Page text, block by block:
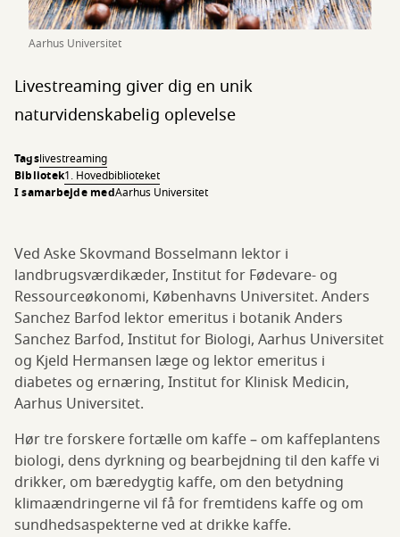
Aarhus Universitet
Livestreaming giver dig en unik
naturvidenskabelig oplevelse
Tagslivestreaming
Bibliotek1. Hovedbiblioteket
I samarbejde medAarhus Universitet
Ved Aske Skovmand Bosselmann lektor i
landbrugsværdikæder, Institut for Fødevare- og
Ressourceøkonomi, Københavns Universitet. Anders
Sanchez Barfod lektor emeritus i botanik Anders
Sanchez Barfod, Institut for Biologi, Aarhus Universitet
og Kjeld Hermansen læge og lektor emeritus i
diabetes og ernæring, Institut for Klinisk Medicin,
Aarhus Universitet.
Hør tre forskere fortælle om kaffe – om kaffeplantens
biologi, dens dyrkning og bearbejdning til den kaffe vi
drikker, om bæredygtig kaffe, om den betydning
klimaændringerne vil få for fremtidens kaffe og om
sundhedsaspekterne ved at drikke kaffe.